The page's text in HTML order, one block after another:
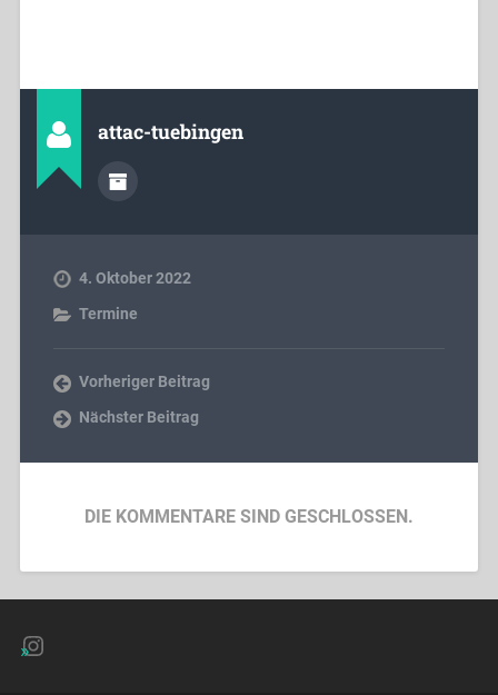
attac-tuebingen
4. Oktober 2022
Termine
Vorheriger Beitrag
Nächster Beitrag
DIE KOMMENTARE SIND GESCHLOSSEN.